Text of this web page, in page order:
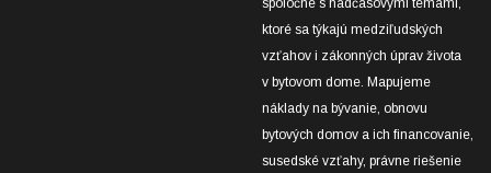
spoločne s nadčasovými témami,
ktoré sa týkajú medziľudských
vzťahov i zákonných úprav života
v bytovom dome. Mapujeme
náklady na bývanie, obnovu
bytových domov a ich financovanie,
susedské vzťahy, právne riešenie